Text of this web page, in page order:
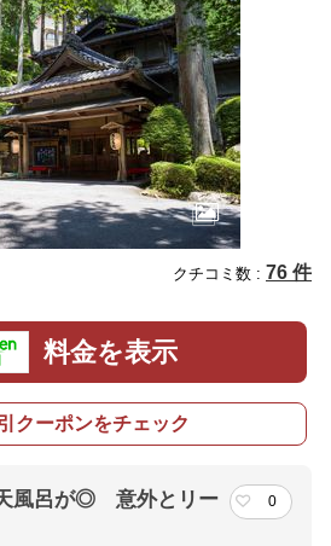
クチコミ数 : 76 件
料金を表示
クーポンをチェック
風呂が◎ 意外とリー
0